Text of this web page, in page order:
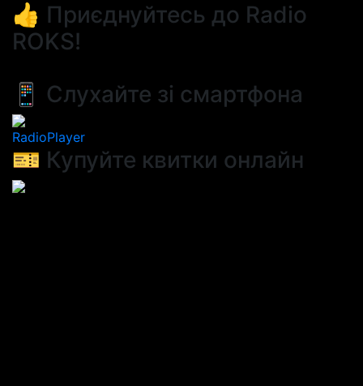
👍 Приєднуйтесь до Radio
ROKS!
📱 Слухайте зі смартфона
RadioPlayer
🎫 Купуйте квитки онлайн